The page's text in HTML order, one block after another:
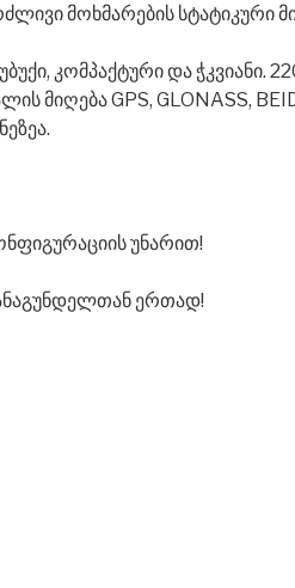
მოხმარების სტატიკური
კომპაქტური და ჭკვიანი.
მიღება GPS, GLONASS,
უნარით!
ერთად!